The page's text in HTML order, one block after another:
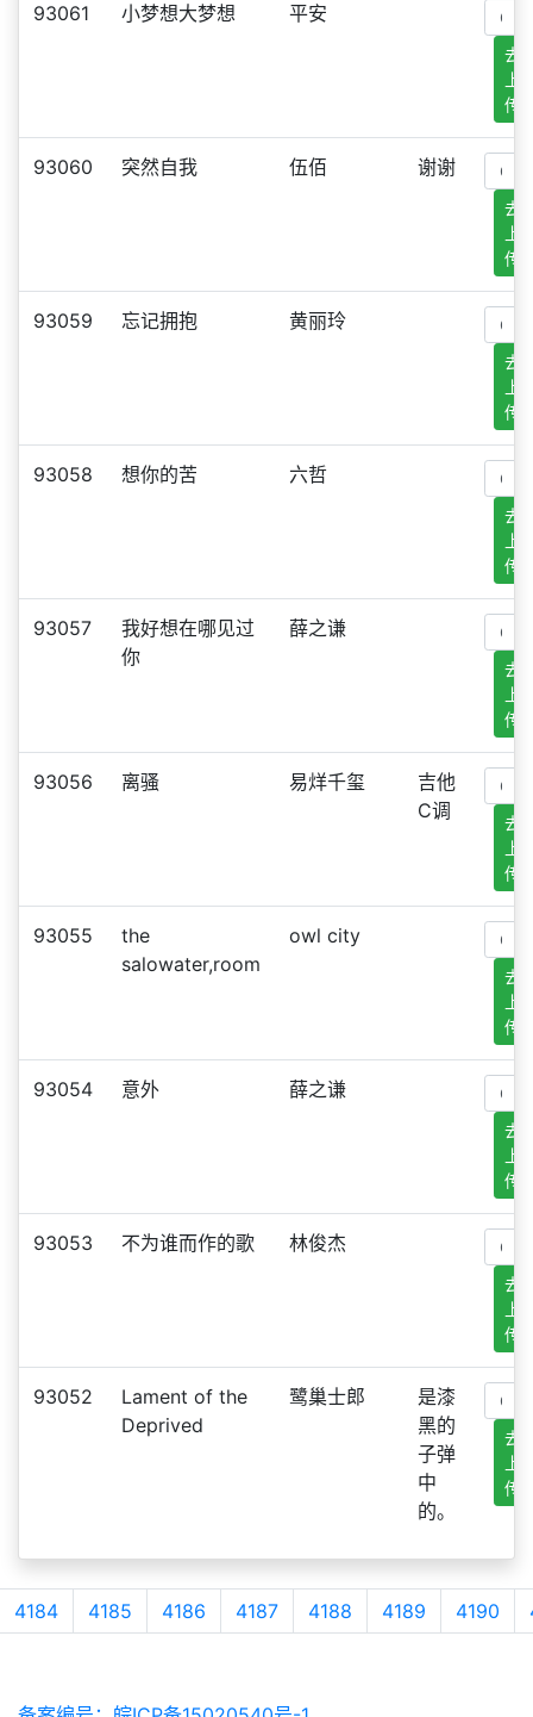
93061 小梦想大梦想 平安
去
上
传
93060 突然自我 伍佰 谢谢
去
上
传
93059 忘记拥抱 黄丽玲
去
上
传
93058 想你的苦 六哲
去
上
传
93057
我好想在哪见过
你
薛之谦
去
上
传
93056 离骚 易烊千玺
吉他
C调
去
上
传
93055
the
salowater,room
owl city
去
上
传
93054 意外 薛之谦
去
上
传
93053 不为谁而作的歌 林俊杰
去
上
传
93052
Lament of the
Deprived
鹭巢士郎
是漆
黑的
子弹
中
的。
去
上
传
4184 4185 4186 4187 4188 4189 4190